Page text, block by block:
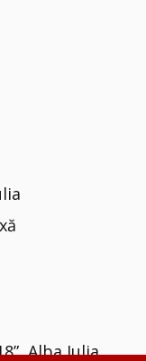
Alba Iulia